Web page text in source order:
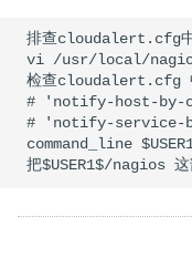
排查cloudalert.cfg中
vi /usr/local/
检查cloudalert.cfg
# 'notify-host-by-
# 'notify-service-
command_line